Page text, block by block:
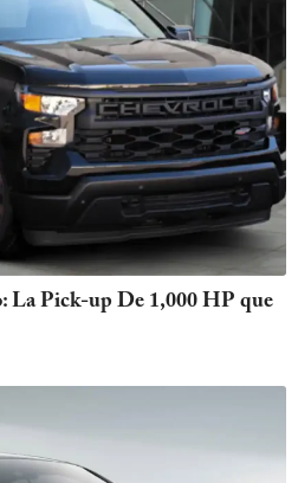
La Pick-up De 1,000 HP que